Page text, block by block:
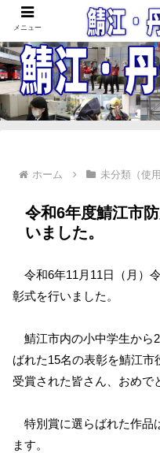
鯖江
ホーム 未分類（使
令和6年度鯖江市
いました。
令和6年11月11日（月）
彰式を行いました。
鯖江市内の小中学生から
ばれた15名の表彰を鯖江市
受賞された皆さん、おめで
特別賞に選らばれた作品
ます。
メニュー